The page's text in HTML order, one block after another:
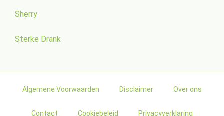
Sherry
Sterke Drank
Algemene Voorwaarden Disclaimer Over ons
Contact Cookiebeleid Privacyverklaring